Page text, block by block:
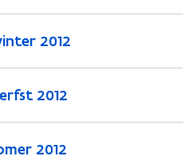
2012
2012
2012